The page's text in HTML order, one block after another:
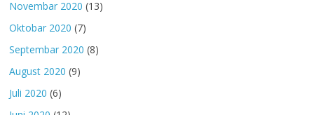
Novembar 2020 (13)
Oktobar 2020 (7)
Septembar 2020 (8)
August 2020 (9)
Juli 2020 (6)